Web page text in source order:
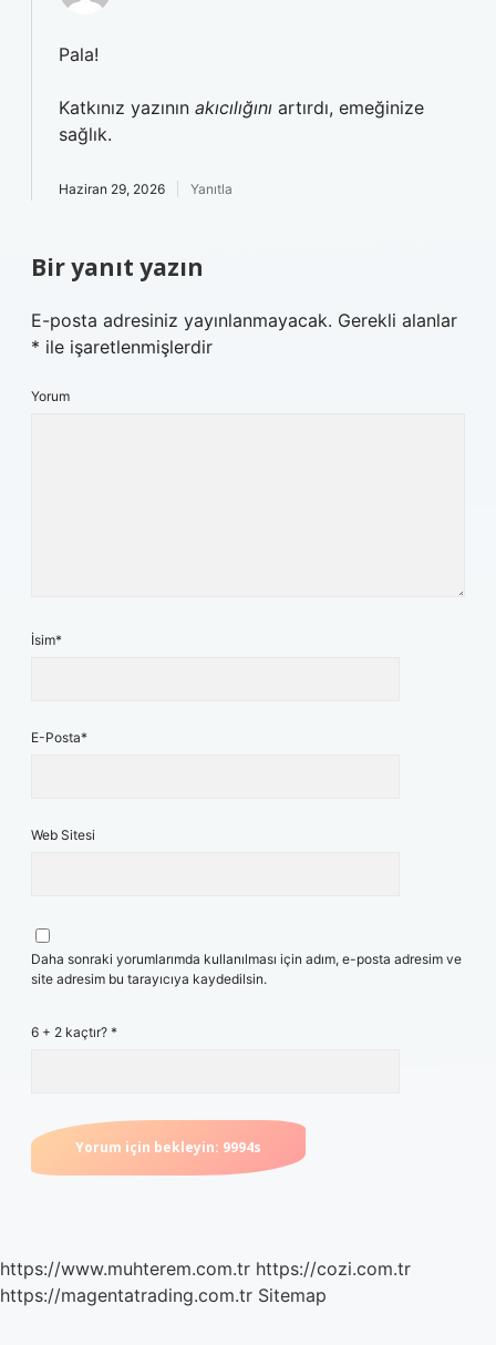
Pala!
Katkınız yazının akıcılığını artırdı, emeğinize
sağlık.
Haziran 29, 2026 Yanıtla
Bir yanıt yazın
E-posta adresiniz yayınlanmayacak. Gerekli alanlar
* ile işaretlenmişlerdir
Yorum
İsim*
E-Posta*
Web Sitesi
Daha sonraki yorumlarımda kullanılması için adım, e-posta adresim ve
site adresim bu tarayıcıya kaydedilsin.
6 + 2 kaçtır? *
https://www.muhterem.com.tr https://cozi.com.tr
https://magentatrading.com.tr Sitemap